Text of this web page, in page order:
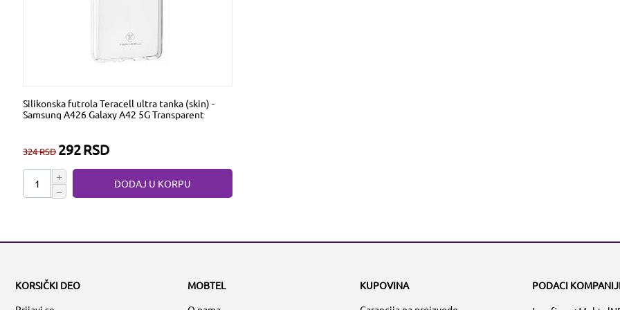
Silikonska futrola Teracell ultra tanka (skin) -
Samsung A426 Galaxy A42 5G Transparent
324RSD 292RSD
+
−
DODAJ U KORPU
KORSIČKI DEO
MOBTEL
KUPOVINA
PODACI